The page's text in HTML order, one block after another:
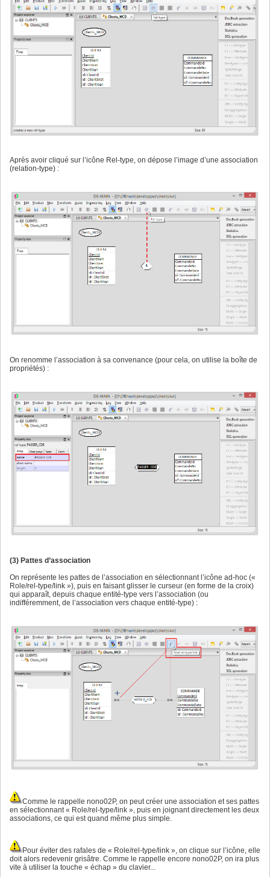
Après avoir cliqué sur l’icône Rel-type, on dépose l’image d’une association
(relation-type) :
On renomme l’association à sa convenance (pour cela, on utilise la boîte de
propriétés) :
(3) Pattes d’association
On représente les pattes de l’association en sélectionnant l’icône ad-hoc («
Role/rel-type/link »), puis en faisant glisser le curseur (en forme de la croix)
qui apparaît, depuis chaque entité-type vers l’association (ou
indifféremment, de l’association vers chaque entité-type) :
Comme le rappelle nono02P, on peut créer une association et ses pattes
en sélectionnant « Role/rel-type/link », puis en joignant directement les deux
associations, ce qui est quand même plus simple.
Pour éviter des rafales de « Role/rel-type/link », on clique sur l’icône, elle
doit alors redevenir grisâtre. Comme le rappelle encore nono02P, on ira plus
vite à utiliser la touche « échap » du clavier...